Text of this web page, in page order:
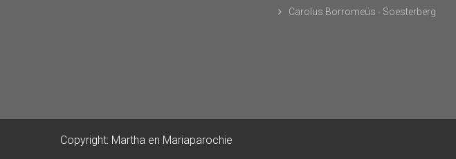
Carolus Borromeüs - Soesterberg
Copyright: Martha en Mariaparochie